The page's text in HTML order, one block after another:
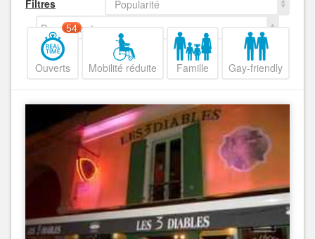
Filtres
Popularité
Decroissant
Ouverts
54
Mobilité réduite Famille Gay-friendly